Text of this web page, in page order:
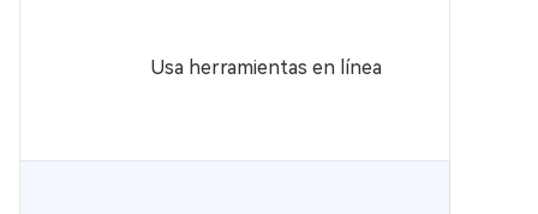
Usa herramientas en línea